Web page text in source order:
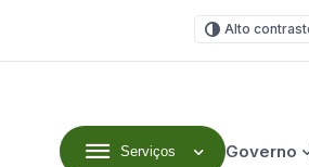
Alto
Serviços Governo